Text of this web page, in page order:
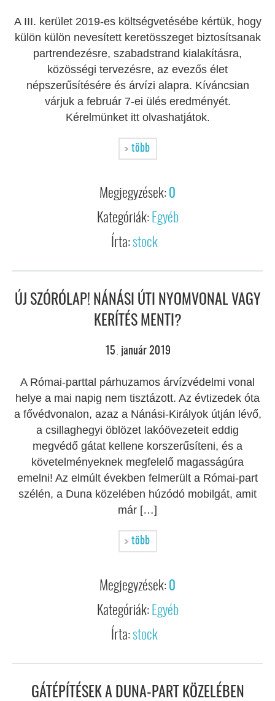
A III. kerület 2019-es költségvetésébe kértük, hogy
külön külön nevesített keretösszeget biztosítsanak
partrendezésre, szabadstrand kialakításra,
közösségi tervezésre, az evezős élet
népszerűsítésére és árvízi alapra. Kíváncsian
várjuk a február 7-ei ülés eredményét.
Kérelmünket itt olvashatjátok.
több
Megjegyzések: 0
Kategóriák: Egyéb
Írta:stock
ÚJ SZÓRÓLAP! NÁNÁSI ÚTI NYOMVONAL VAGY
KERÍTÉS MENTI?
15 . január 2019
A Római-parttal párhuzamos árvízvédelmi vonal
helye a mai napig nem tisztázott. Az évtizedek óta
a fővédvonalon, azaz a Nánási-Királyok útján lévő,
a csillaghegyi öblözet lakóövezeteit eddig
megvédő gátat kellene korszerűsíteni, és a
követelményeknek megfelelő magasságúra
emelni! Az elmúlt években felmerült a Római-part
szélén, a Duna közelében húzódó mobilgát, amit
már […]
több
Megjegyzések: 0
Kategóriák: Egyéb
Írta:stock
GÁTÉPÍTÉSEK A DUNA-PART KÖZELÉBEN